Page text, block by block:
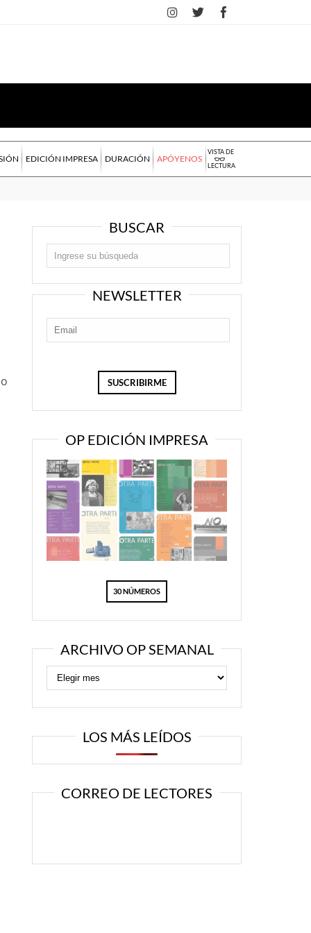
EDICIÓN IMPRESA DURACIÓN APÓYENOS
VISTA DE
LECTURA
BUSCAR
NEWSLETTER
OP EDICIÓN IMPRESA
30 NÚMEROS
ARCHIVO OP SEMANAL
LOS MÁS LEÍDOS
CORREO DE LECTORES